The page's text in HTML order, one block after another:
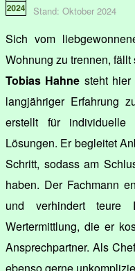
Stand: Oktober 2024
Sich vom
Wohnung zu trennen, fällt
Tobias Hahne steht
langjähriger Erfahrung
erstellt für individuelle
Lösungen. Er begleitet
Schritt, sodass am
haben. Der Fachmann
und verhindert
Wertermittlung, die er
Ansprechpartner. Als
ebenso gerne